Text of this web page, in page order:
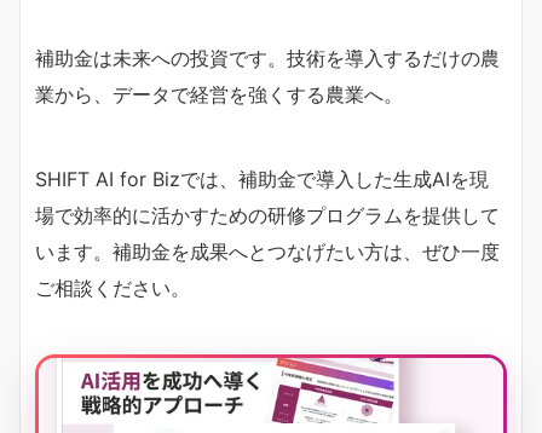
補助金は未来への投資です。技術を導入するだけの農
業から、データで経営を強くする農業へ。
SHIFT AI for Bizでは、補助金で導入した生成AIを現
場で効率的に活かすための研修プログラムを提供して
います。補助金を成果へとつなげたい方は、ぜひ一度
ご相談ください。